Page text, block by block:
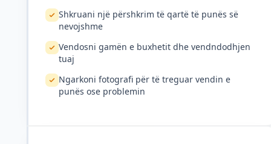
Shkruani një përshkrim të qartë të punës së
nevojshme
Vendosni gamën e buxhetit dhe vendndodhjen
tuaj
Ngarkoni fotografi për të treguar vendin e
punës ose problemin